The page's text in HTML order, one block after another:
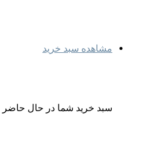
مشاهده سبد خرید
سبد خرید شما در حال